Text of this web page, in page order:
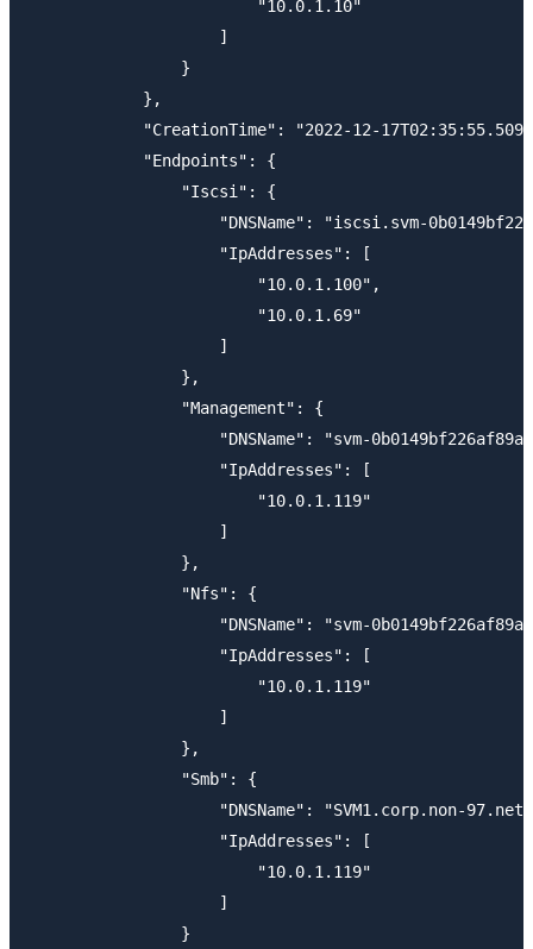
                        "10.0.1.10"
                    ]
                }
            },
"CreationTime": "2022-12-
            "Endpoints": {
                "Iscsi": {
"DNSName": "iscsi.svm-
                    "IpAddresses": [
                        "10.0.1.100",
                        "10.0.1.69"
                    ]
                },
                "Management": {
"DNSName": "svm-
                    "IpAddresses": [
                        "10.0.1.119"
                    ]
                },
                "Nfs": {
"DNSName": "svm-
                    "IpAddresses": [
                        "10.0.1.119"
                    ]
                },
                "Smb": {
"DNSName": "SVM1.corp.non-
                    "IpAddresses": [
                        "10.0.1.119"
                    ]
                }